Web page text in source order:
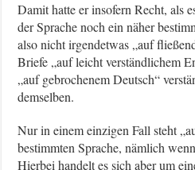
Damit hatte er insofern Recht, als
der Sprache noch ein näher
also nicht irgendetwas „auf
Briefe „auf leicht verständlichem
„auf gebrochenem Deutsch“
demselben.
Nur in einem einzigen Fall steht
bestimmten Sprache, nämlich
Hierbei handelt es sich aber um